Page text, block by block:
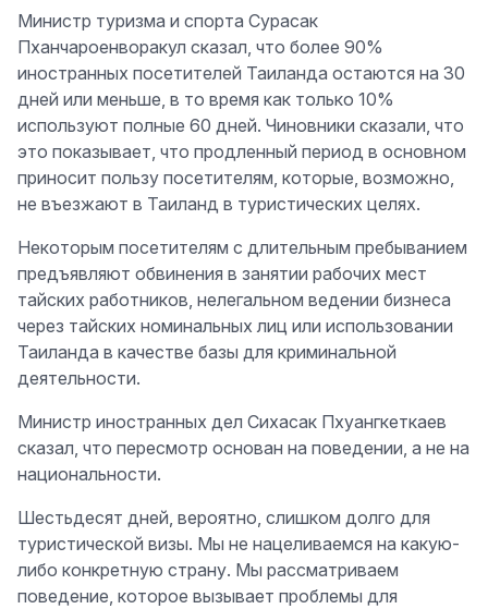
Министр туризма и спорта Сурасак
Пханчароенворакул сказал, что более 90%
иностранных посетителей Таиланда остаются на 30
дней или меньше, в то время как только 10%
используют полные 60 дней. Чиновники сказали, что
это показывает, что продленный период в основном
приносит пользу посетителям, которые, возможно,
не въезжают в Таиланд в туристических целях.
Некоторым посетителям с длительным пребыванием
предъявляют обвинения в занятии рабочих мест
тайских работников, нелегальном ведении бизнеса
через тайских номинальных лиц или использовании
Таиланда в качестве базы для криминальной
деятельности.
Министр иностранных дел Сихасак Пхуангкеткаев
сказал, что пересмотр основан на поведении, а не на
национальности.
Шестьдесят дней, вероятно, слишком долго для
туристической визы. Мы не нацеливаемся на какую-
либо конкретную страну. Мы рассматриваем
поведение, которое вызывает проблемы для